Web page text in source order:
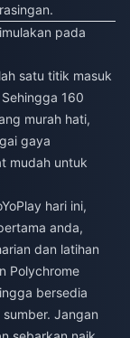
pada
satu titik masuk
160
murah hati,
gaya
mudah untuk
hari ini,
anda,
dan latihan
Polychrome
bersedia
Jangan